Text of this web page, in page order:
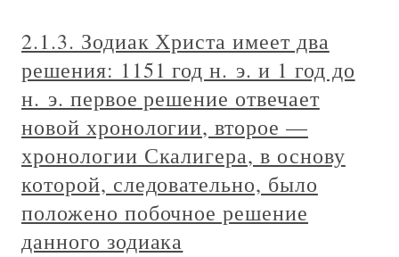
2.1.3. Зодиак Христа имеет два
решения: 1151 год н. э. и 1 год до
н. э. первое решение отвечает
новой хронологии, второе —
хронологии Скалигера, в основу
которой, следовательно, было
положено побочное решение
данного зодиака